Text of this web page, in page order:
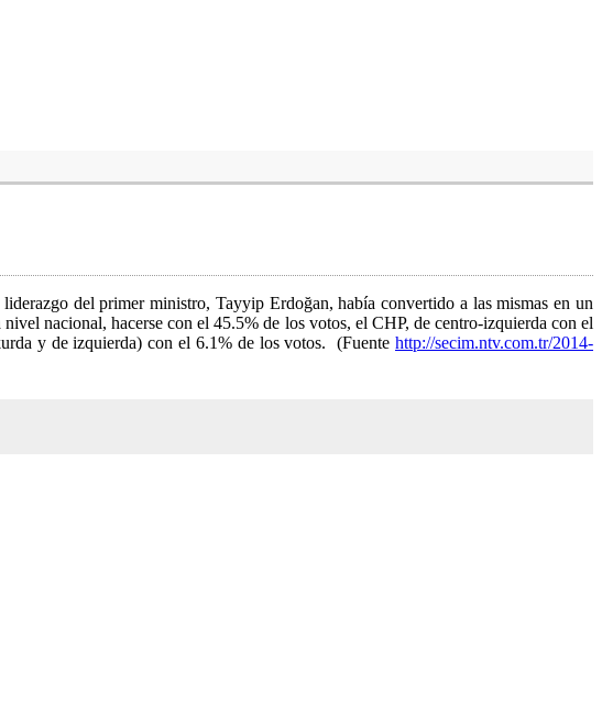
del primer ministro, Tayyip Erdoğan, había convertido a las mismas en un
nacional, hacerse con el 45.5% de los votos, el CHP, de centro-izquierda con el
y de izquierda) con el 6.1% de los votos. (Fuente http://secim.ntv.com.tr/2014-